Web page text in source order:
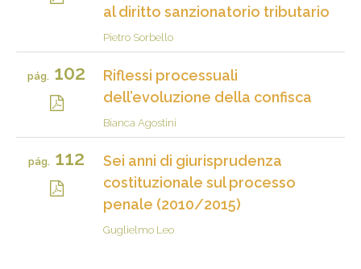
al diritto sanzionatorio tributario
Pietro Sorbello
pág. 102
Riflessi processuali
dell’evoluzione della confisca
Bianca Agostini
pág. 112
Sei anni di giurisprudenza
costituzionale sul processo
penale (2010/2015)
Guglielmo Leo